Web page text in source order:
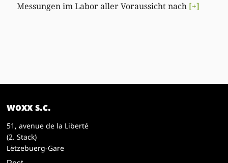
Messungen im Labor aller Voraussicht nach [+]
woxx s.c.
51, avenue de la Liberté
(2. Stack)
Lëtzebuerg-Gare